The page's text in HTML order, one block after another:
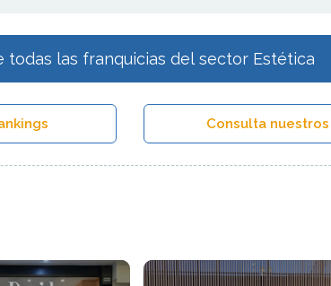
todas las franquicias del sector Estética
Consulta